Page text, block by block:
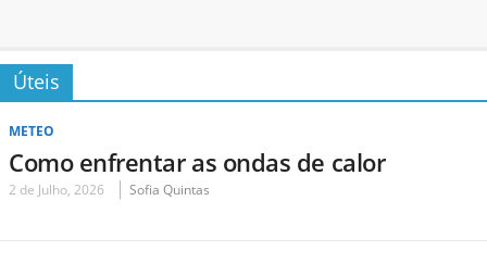
Úteis
METEO
Como enfrentar as ondas de calor
2 de Julho, 2026 Sofia Quintas